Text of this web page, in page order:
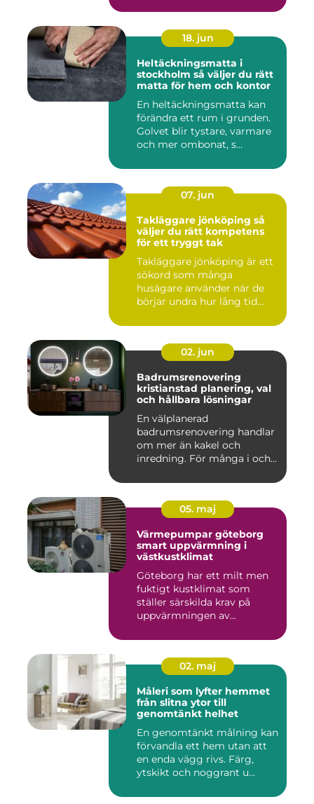
18. jun
Heltäckningsmatta i
stockholm så väljer du rätt
matta för hem och kontor
En heltäckningsmatta kan
förändra ett rum i grunden.
Golvet blir tystare, varmare
och mer ombonat, s...
07. jun
Takläggare jönköping så
väljer du rätt kompetens
för ett tryggt tak
Takläggare jönköping är ett
sökord som många
husägare använder när de
börjar undra hur lång tid
02. jun
Badrumsrenovering
kristianstad planering, val
och hållbara lösningar
En välplanerad
badrumsrenovering handlar
om mer än kakel och
inredning. För många i och
05. maj
Värmepumpar göteborg
smart uppvärmning i
västkustklimat
Göteborg har ett milt men
fuktigt kustklimat som
ställer särskilda krav på
uppvärmningen av
02. maj
Måleri som lyfter hemmet
från slitna ytor till
genomtänkt helhet
En genomtänkt målning kan
förvandla ett hem utan att
en enda vägg rivs. Färg,
ytskikt och noggrant u...